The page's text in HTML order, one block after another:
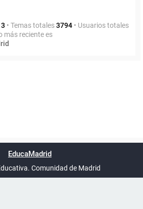
• Temas totales3794 • Usuarios totales
más reciente es
phpBB España
EducaMadrid
Comunidad de Madrid